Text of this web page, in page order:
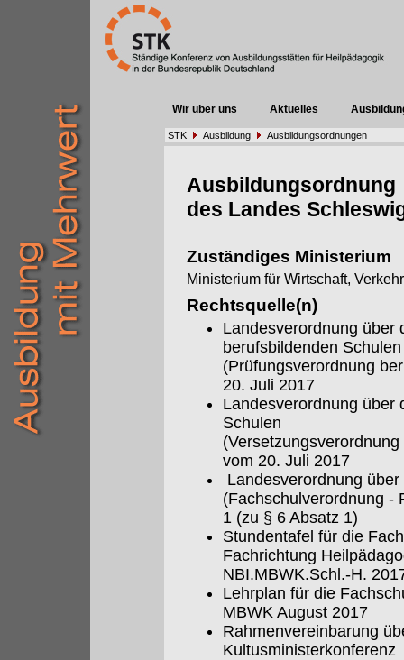
Wir über uns Aktuelles
STK Ausbildung Ausbildungsordnungen
Ausbildungsordnung
des Landes
Zuständiges Ministerium
Ministerium für Wirtschaft,
Rechtsquelle(n)
Landesverordnung über
berufsbildenden Schulen
(Prüfungsverordnung
20. Juli 2017
Landesverordnung über
Schulen
vom 20. Juli 2017
Landesverordnung
(Fachschulverordnung -
1 (zu § 6 Absatz 1)
Stundentafel für die
Fachrichtung
NBI.MBWK.Schl.-H.
Lehrplan für die
MBWK August 2017
Rahmenvereinbarung
Kultusministerkonferenz